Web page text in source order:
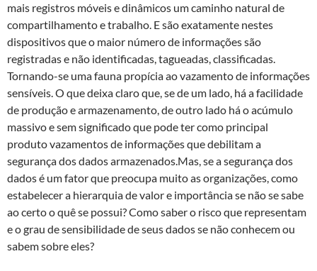
mais registros móveis e dinâmicos um caminho natural de
compartilhamento e trabalho. E são exatamente nestes
dispositivos que o maior número de informações são
registradas e não identificadas, tagueadas, classificadas.
Tornando-se uma fauna propícia ao vazamento de informações
sensíveis. O que deixa claro que, se de um lado, há a facilidade
de produção e armazenamento, de outro lado há o acúmulo
massivo e sem significado que pode ter como principal
produto vazamentos de informações que debilitam a
segurança dos dados armazenados.Mas, se a segurança dos
dados é um fator que preocupa muito as organizações, como
estabelecer a hierarquia de valor e importância se não se sabe
ao certo o quê se possui? Como saber o risco que representam
e o grau de sensibilidade de seus dados se não conhecem ou
sabem sobre eles?